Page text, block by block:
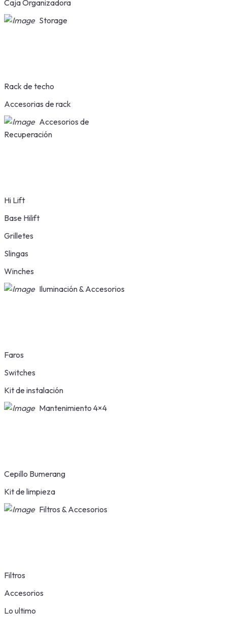
Caja Organizadora
Storage
Rack de techo
Accesorias de rack
Accesorios de
Recuperación
Hi Lift
Base Hilift
Grilletes
Slingas
Winches
Iluminación & Accesorios
Faros
Switches
Kit de instalación
Mantenimiento 4×4
Cepillo Bumerang
Kit de limpieza
Filtros & Accesorios
Filtros
Accesorios
Lo ultimo